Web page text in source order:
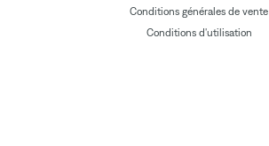
Conditions générales de vente
Conditions d'utilisation